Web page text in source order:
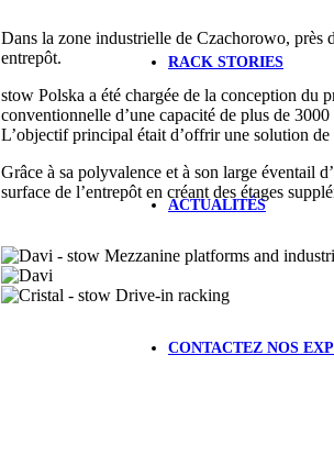
RACK STORIES
ACTUALITÉS
CONTACTEZ NOS
Dans la zone industrielle de Czachorowo, près
entrepôt.
stow Polska a été chargée de la conception du
conventionnelle d’une capacité de plus de 3000
L’objectif principal était d’offrir une solution
Grâce à sa polyvalence et à son large éventail
surface de l’entrepôt en créant des étages